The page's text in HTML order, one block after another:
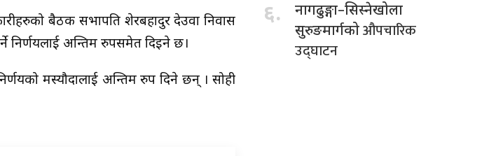
बैठक सभापति शेरबहादुर देउवा निवास
निर्णयलाई अन्तिम रुपसमेत दिइने छ।
मस्यौदालाई अन्तिम रुप दिने छन् । सोही
६.
नागढुङ्गा–सिस्नेखोला
सुरुङमार्गकोऔपचारिक
उद्घाटन